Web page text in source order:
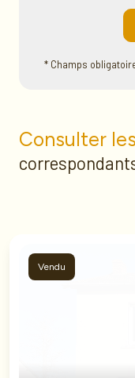
* Champs
Consulter
Vendu